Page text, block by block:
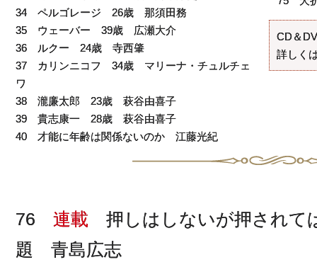
34 ペルゴレージ 26歳 那須田務
35 ウェーバー 39歳 広瀬大介
36 ルクー 24歳 寺西肇
37 カリンニコフ 34歳 マリーナ・チュルチェ
ワ
38 瀧廉太郎 23歳 萩谷由喜子
39 貴志康一 28歳 萩谷由喜子
40 才能に年齢は関係ないのか 江藤光紀
CD＆
詳しく
76 連載 押しはしないが押され
題 青島広志